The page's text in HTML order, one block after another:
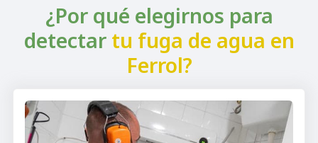
menor tiempo posible.
¿Por qué elegirnos para
detectar tu fuga de agua en
Ferrol?